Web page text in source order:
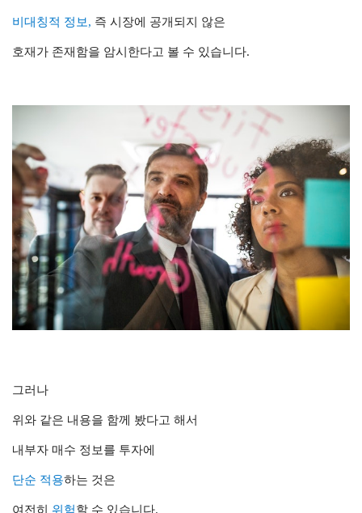
비대칭적 정보, 즉 시장에 공개되지 않은
호재가 존재함을 암시한다고 볼 수 있습니다.
그러나
위와 같은 내용을 함께 봤다고 해서
내부자 매수 정보를 투자에
단순 적용하는 것은
여전히 위험할 수 있습니다.